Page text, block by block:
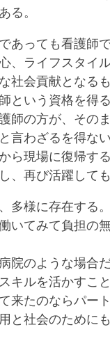
る。
あっても看護師
、ライフスタイ
社会貢献となるも
という資格を得
師の方が、その
言わざるを得ない
ら現場に復帰す
、再び活躍して
多様に存在する。
いてみて負担の
院のような場合
キルを活かすこと
来たのならパー
と社会のために